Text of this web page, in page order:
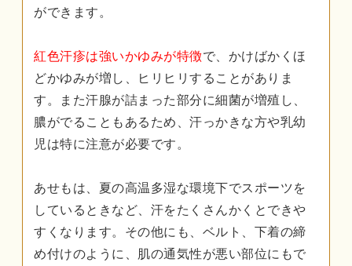
ができます。
紅色汗疹は強いかゆみが特徴で、かけばかくほ
どかゆみが増し、ヒリヒリすることがありま
す。また汗腺が詰まった部分に細菌が増殖し、
膿がでることもあるため、汗っかきな方や乳幼
児は特に注意が必要です。
あせもは、夏の高温多湿な環境下でスポーツを
しているときなど、汗をたくさんかくとできや
すくなります。その他にも、ベルト、下着の締
め付けのように、肌の通気性が悪い部位にもで